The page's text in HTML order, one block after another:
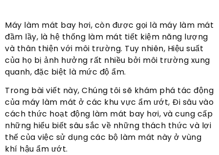
Máy làm mát bay hơi, còn được gọi là máy làm mát
đầm lầy, là hệ thống làm mát tiết kiệm năng lượng
và thân thiện với môi trường. Tuy nhiên, Hiệu suất
của họ bị ảnh hưởng rất nhiều bởi môi trường xung
quanh, đặc biệt là mức độ ẩm.
Trong bài viết này, Chúng tôi sẽ khám phá tác động
của máy làm mát ở các khu vực ẩm ướt, Đi sâu vào
cách thức hoạt động làm mát bay hơi, và cung cấp
những hiểu biết sâu sắc về những thách thức và lợi
thế của việc sử dụng các bộ làm mát này ở vùng
khí hậu ẩm ướt.